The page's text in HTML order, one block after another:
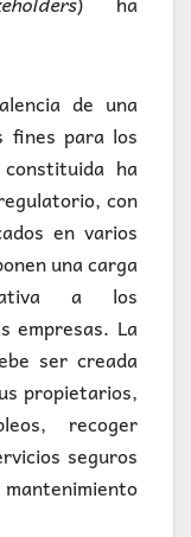
de una
fines para los
ha
con
en varios
una carga
a los
empresas. La
ser creada
propietarios,
recoger
seguros